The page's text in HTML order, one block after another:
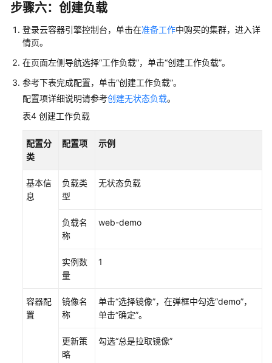
步骤六：创建负载
登录云容器引擎控制台，单击在准备工作中购买的集群，进入详
情页。
在页面左侧导航选择“工作负载”，单击“创建工作负载”。
参考下表完成配置，单击“创建工作负载”。
配置项详细说明请参考创建无状态负载。
表4 创建工作负载
配置分
类
配置项 示例
基本信
息
负载类
型
无状态负载
负载名
称
web-demo
实例数
量
1
容器配
置
镜像名
称
单击“选择镜像”，在弹框中勾选“demo”，
单击“确定”。
更新策
略
勾选“总是拉取镜像”